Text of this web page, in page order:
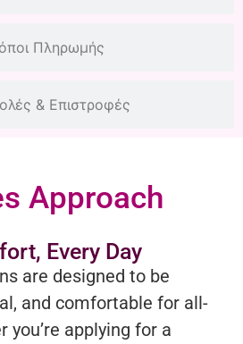
Πληρωμής
& Επιστροφές
Approach
Every Day
are designed to be
and comfortable for all-
you’re applying for a